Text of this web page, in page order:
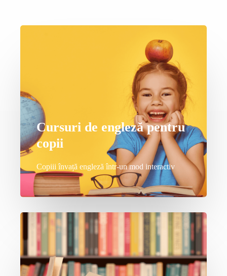
Cursuri de engleză pentru
copii
Copiii învață engleză într-un mod interactiv